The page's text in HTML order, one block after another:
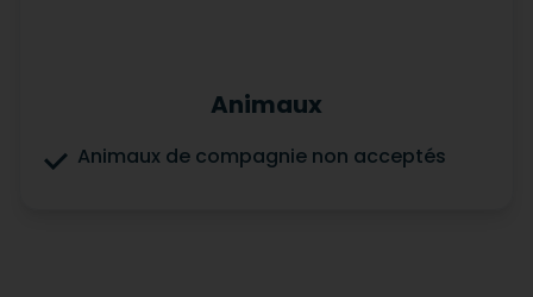
Animaux
Animaux de compagnie non acceptés